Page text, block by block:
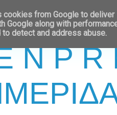
N P
from Google to
Google along with
detect and address abuse.